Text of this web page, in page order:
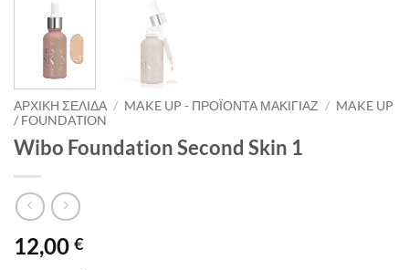
ΑΡΧΙΚΉ ΣΕΛΊΔΑ / MAKE UP - ΠΡΟΪΌΝΤΑ ΜΑΚΙΓΙΆΖ / MAKE UP
/ FOUNDATION
Wibo Foundation Second Skin 1
12,00 €